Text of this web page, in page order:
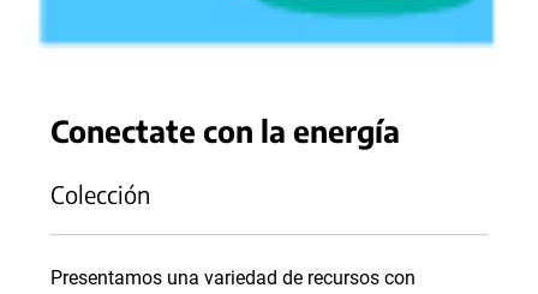
Conectate con la energía
Colección
Presentamos una variedad de recursos con